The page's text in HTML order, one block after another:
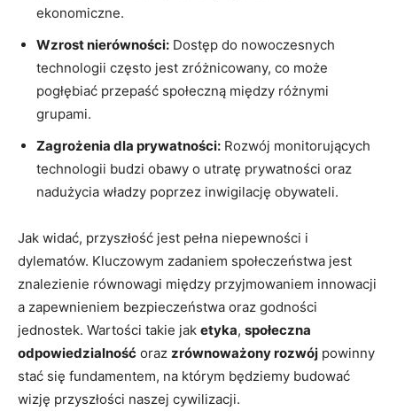
ekonomiczne.
Wzrost nierówności: Dostęp do nowoczesnych
technologii często jest zróżnicowany, co może
pogłębiać przepaść społeczną między różnymi
grupami.
Zagrożenia dla prywatności: Rozwój monitorujących
technologii budzi obawy o utratę prywatności oraz
nadużycia władzy poprzez inwigilację obywateli.
Jak widać, przyszłość jest pełna niepewności i
dylematów. Kluczowym zadaniem społeczeństwa jest
znalezienie równowagi między przyjmowaniem innowacji
a zapewnieniem bezpieczeństwa oraz godności
jednostek. Wartości takie jak etyka, społeczna
odpowiedzialność oraz zrównoważony rozwój powinny
stać się fundamentem, na którym będziemy budować
wizję przyszłości naszej cywilizacji.